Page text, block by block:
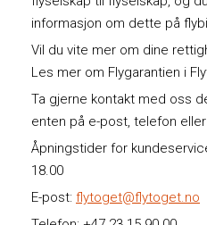
informasjon om dette på
Vil du vite mer om dine
Les mer om Flygarantien i
Ta gjerne kontakt med oss
enten på e-post, telefon
Åpningstider for
18.00
E-post: flytoget@flytoget.no